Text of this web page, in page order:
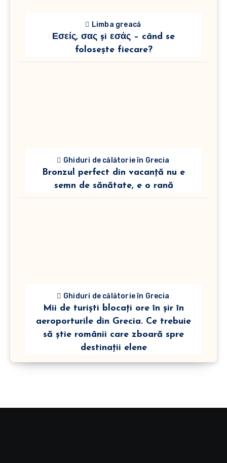
Limba greacă
Εσείς, σας și εσάς – când se
folosește fiecare?
Ghiduri de călătorie în Grecia
Bronzul perfect din vacanță nu e
semn de sănătate, e o rană
Ghiduri de călătorie în Grecia
Mii de turiști blocați ore în șir în
aeroporturile din Grecia. Ce trebuie
să știe românii care zboară spre
destinații elene